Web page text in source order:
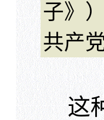
子》
共产
这种